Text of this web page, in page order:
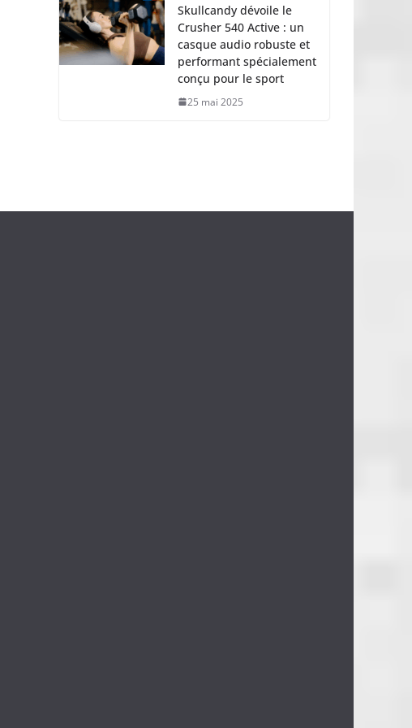
Skullcandy dévoile le
Crusher 540 Active : un
casque audio robuste et
performant spécialement
conçu pour le sport
25 mai 2025